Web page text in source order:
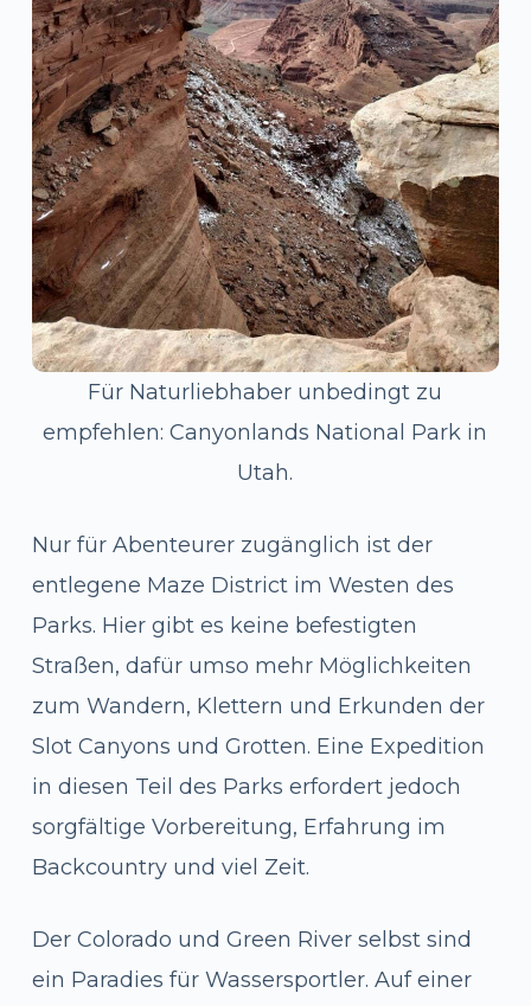
Für Naturliebhaber unbedingt zu
empfehlen: Canyonlands National Park in
Utah.
Nur für Abenteurer zugänglich ist der
entlegene Maze District im Westen des
Parks. Hier gibt es keine befestigten
Straßen, dafür umso mehr Möglichkeiten
zum Wandern, Klettern und Erkunden der
Slot Canyons und Grotten. Eine Expedition
in diesen Teil des Parks erfordert jedoch
sorgfältige Vorbereitung, Erfahrung im
Backcountry und viel Zeit.
Der Colorado und Green River selbst sind
ein Paradies für Wassersportler. Auf einer